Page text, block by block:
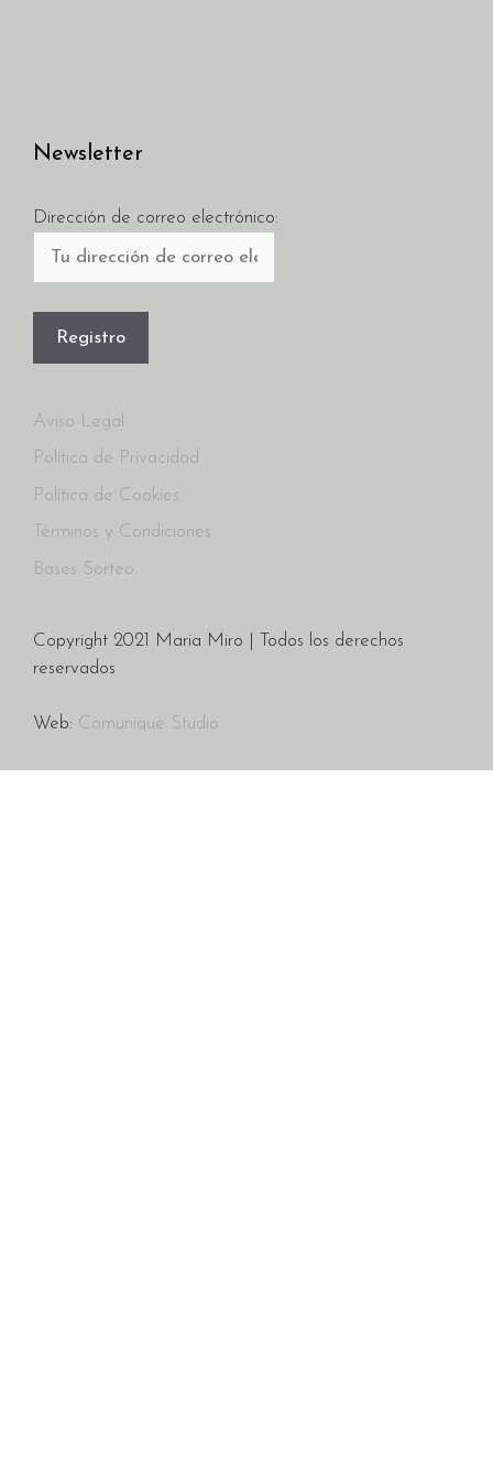
Newsletter
Dirección de correo electrónico:
Aviso Legal
Política de Privacidad
Política de Cookies
Términos y Condiciones
Bases Sorteo
Copyright 2021 Maria Miro | Todos los derechos
reservados
Web: Comunique Studio